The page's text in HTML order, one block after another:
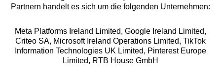
Alle Preise inkl. MwSt., zzgl.
Versandkosten
** Bonität vorausgesetzt, berechtigt zur Bonitätsprüfung
Partnern handelt es sich um die folgenden Unternehmen:
Meta Platforms Ireland Limited, Google Ireland Limited,
Criteo SA, Microsoft Ireland Operations Limited, TikTok
Information Technologies UK Limited, Pinterest Europe
Limited, RTB House GmbH